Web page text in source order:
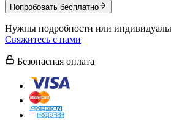
Попробовать бесплатно
Нужны подробности или
Свяжитесь с нами
Безопасная оплата